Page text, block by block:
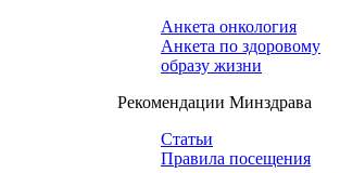
Анкета онкология
Анкета по здоровому
образу жизни
Рекомендации Минздрава
Статьи
Правила посещения